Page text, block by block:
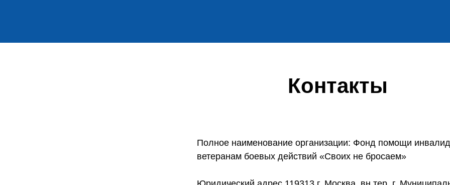
Контакты
Полное наименование организации: Фонд помощи
ветеранам боевых действий «Своих не бросаем»